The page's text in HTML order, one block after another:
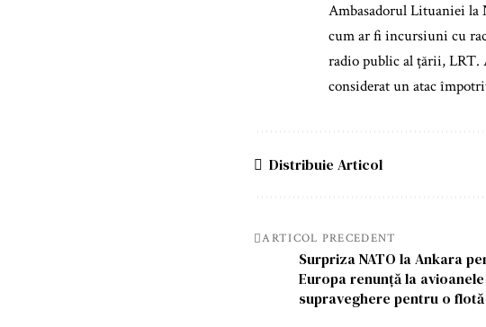
Ambasadorul Lituaniei la
cum ar fi incursiuni cu
radio public al țării, LRT.
considerat un atac
Distribuie Articol
ARTICOL PRECEDENT
Surpriza NATO la Ankara
Europa renunță la avioanele
supraveghere pentru o